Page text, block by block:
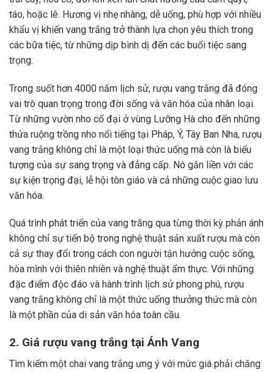
táo, hoặc lê. Hương vị nhẹ nhàng, dễ uống, phù hợp với nhiều
khẩu vị khiến vang trắng trở thành lựa chọn yêu thích trong
các bữa tiệc, từ những dịp bình dị đến các buổi tiệc sang
trọng.
Trong suốt hơn 4000 năm lịch sử, rượu vang trắng đã đóng
vai trò quan trọng trong đời sống và văn hóa của nhân loại.
Từ những vườn nho cổ đại ở vùng Lưỡng Hà cho đến những
thửa ruộng trồng nho nổi tiếng tại Pháp, Ý, Tây Ban Nha, rượu
vang trắng không chỉ là một loại thức uống mà còn là biểu
tượng của sự sang trọng và đẳng cấp. Nó gắn liền với các
sự kiện trọng đại, lễ hội tôn giáo và cả những cuộc giao lưu
văn hóa.
Quá trình phát triển của vang trắng qua từng thời kỳ phản ánh
không chỉ sự tiến bộ trong nghệ thuật sản xuất rượu mà còn
cả sự thay đổi trong cách con người tận hưởng cuộc sống,
hòa mình với thiên nhiên và nghệ thuật ẩm thực. Với những
đặc điểm độc đáo và hành trình lịch sử phong phú, rượu
vang trắng không chỉ là một thức uống thưởng thức mà còn
là một phần của di sản văn hóa toàn cầu.
2. Giá rượu vang trắng tại Ánh Vang
Tìm kiếm một chai vang trắng ưng ý với mức giá phải chăng